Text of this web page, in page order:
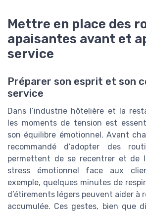
Mettre en place des
apaisantes avant et
service
Préparer son esprit et son
service
Dans l’industrie hôtelière et la
les moments de tension est
son équilibre émotionnel. Avant
recommandé d’adopter des
permettent de se recentrer et de
stress émotionnel face aux
exemple, quelques minutes de
d’étirements légers peuvent aider à
accumulée. Ces gestes, bien que